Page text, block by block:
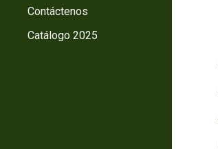
Contáctenos
Catálogo 2025